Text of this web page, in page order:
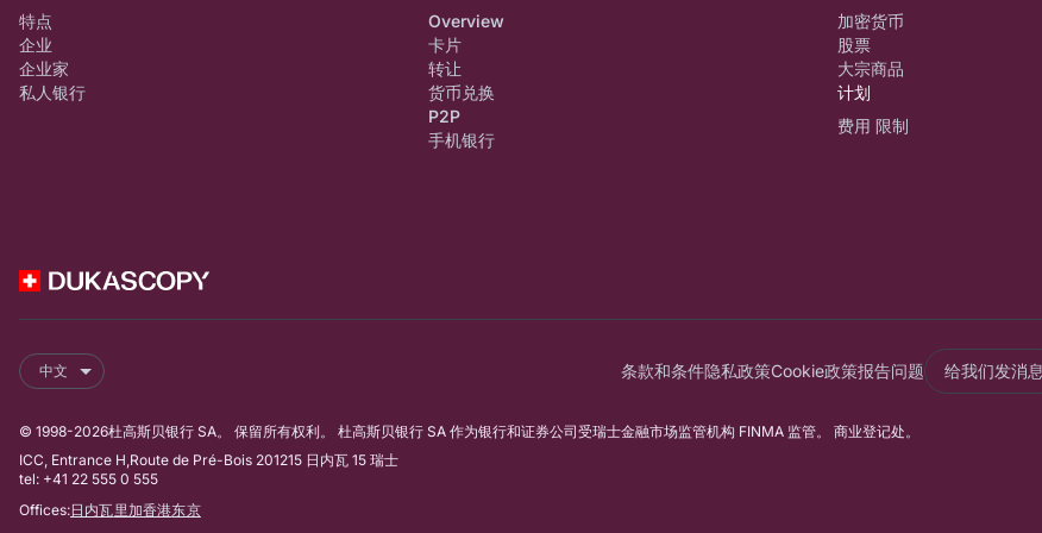
特点
企业
企业家
私人银行
Overview
卡片
转让
货币兑换
P2P
手机银行
加密货币
股票
大宗商品
计划
费用 限制
中文 条款和条件隐私政策Cookie政策报告问题 给我们发消息
© 1998-2026杜高斯贝银行 SA。 保留所有权利。 杜高斯贝银行 SA 作为银行和证券公司受瑞士金融市场监管机构 FINMA 监管。 商业登记处。
ICC, Entrance H,Route de Pré-Bois 201215 日内瓦 15 瑞士
tel: +41 22 555 0 555
Offices:日内瓦里加香港东京